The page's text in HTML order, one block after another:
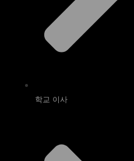
학교 이사